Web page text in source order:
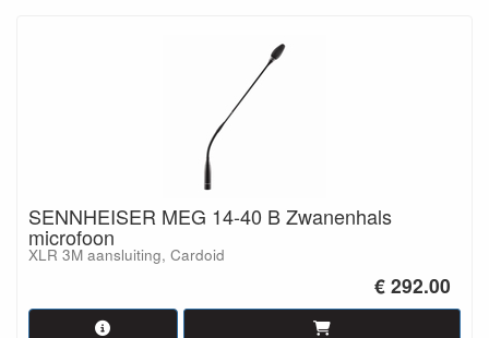
SENNHEISER MEG 14-40 B Zwanenhals
microfoon
XLR 3M aansluiting, Cardoid
€ 292.00